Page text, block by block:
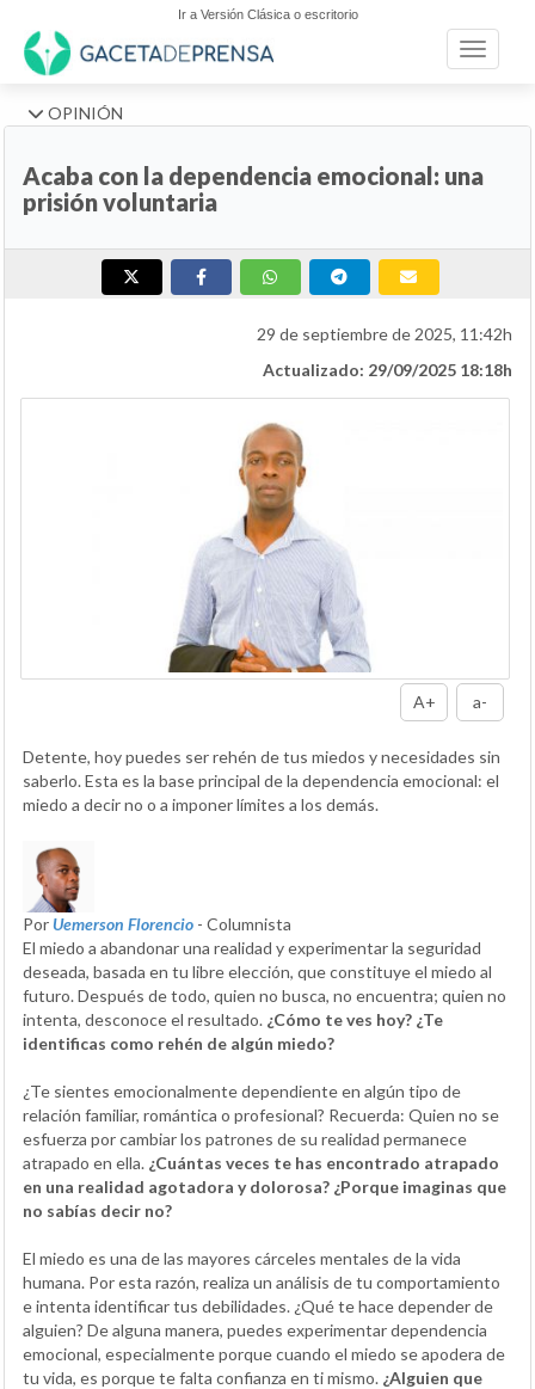
Ir a Versión Clásica o escritorio
Toggle
OPINIÓN
Acaba con la dependencia emocional: una
prisión voluntaria
29 de septiembre de 2025, 11:42h
Actualizado: 29/09/2025 18:18h
A+ a-
Detente, hoy puedes ser rehén de tus miedos y necesidades sin
saberlo. Esta es la base principal de la dependencia emocional: el
miedo a decir no o a imponer límites a los demás.
PorUemerson Florencio - Columnista
El miedo a abandonar una realidad y experimentar la seguridad
deseada, basada en tu libre elección, que constituye el miedo al
futuro. Después de todo, quien no busca, no encuentra; quien no
intenta, desconoce el resultado. ¿Cómo te ves hoy? ¿Te
identificas como rehén de algún miedo?
¿Te sientes emocionalmente dependiente en algún tipo de
relación familiar, romántica o profesional? Recuerda: Quien no se
esfuerza por cambiar los patrones de su realidad permanece
atrapado en ella. ¿Cuántas veces te has encontrado atrapado
en una realidad agotadora y dolorosa? ¿Porque imaginas que
no sabías decir no?
El miedo es una de las mayores cárceles mentales de la vida
humana. Por esta razón, realiza un análisis de tu comportamiento
e intenta identificar tus debilidades. ¿Qué te hace depender de
alguien? De alguna manera, puedes experimentar dependencia
emocional, especialmente porque cuando el miedo se apodera de
tu vida, es porque te falta confianza en ti mismo. ¿Alguien que